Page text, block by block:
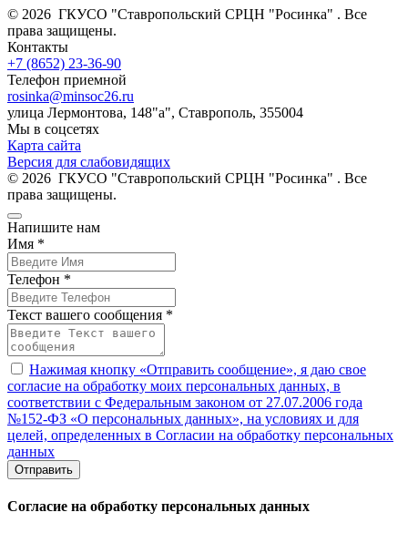
© 2026 ГКУСО "Ставропольский СРЦН "Росинка" . Все
права защищены.
Контакты
+7 (8652) 23-36-90
Телефон приемной
rosinka@minsoc26.ru
улица Лермонтова, 148"а", Ставрополь, 355004
Мы в соцсетях
Карта сайта
Версия для слабовидящих
© 2026 ГКУСО "Ставропольский СРЦН "Росинка" . Все
права защищены.
Напишите нам
Имя *
Телефон *
Текст вашего сообщения *
Нажимая кнопку «Отправить сообщение», я даю свое
согласие на обработку моих персональных данных, в
соответствии с Федеральным законом от 27.07.2006 года
№152-ФЗ «О персональных данных», на условиях и для
целей, определенных в Согласии на обработку персональных
данных
Отправить
Согласие на обработку персональных данных